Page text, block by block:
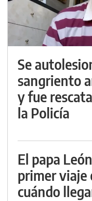
Se
sangriento
y fue
la Policía
El papa
primer viaje
cuándo